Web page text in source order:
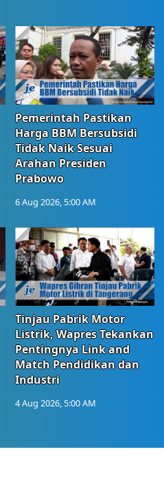
Pemerintah Pastikan
Harga BBM Bersubsidi
Tidak Naik Sesuai
Arahan Presiden
Prabowo
6 Aug 2026, 5:00 AM
Tinjau Pabrik Motor
Listrik, Wapres Tekankan
Pentingnya Link and
Match Pendidikan dan
Industri
4 Aug 2026, 5:00 AM